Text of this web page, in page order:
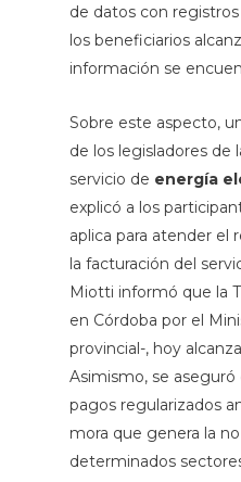
de datos con
los beneficiarios
información se
Sobre este aspecto,
de los legisladores de
servicio de energía
explicó a los
aplica para atender el
la facturación del
Miotti informó que la
en Córdoba por el
provincial-, hoy
Asimismo, se
pagos regularizados
mora que genera la
determinados